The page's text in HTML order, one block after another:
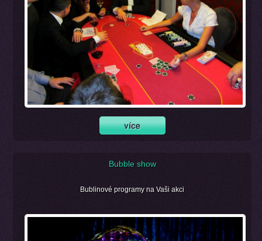
Bubble show
Bublinové programy na Vaši akci